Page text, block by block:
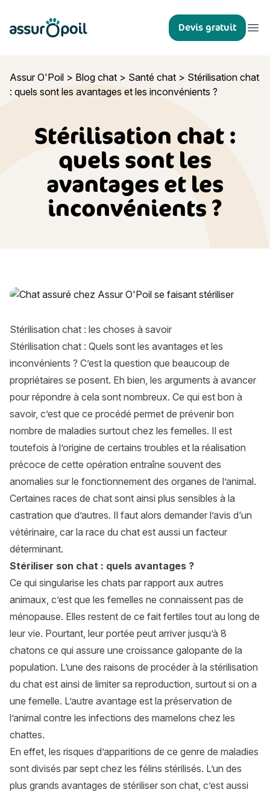
Assur O'Poil Devis gratuit
Assur O'Poil > Blog chat > Santé chat > Stérilisation chat
: quels sont les avantages et les inconvénients ?
Stérilisation chat :
quels sont les
avantages et les
inconvénients ?
Stérilisation chat : quels sont les avantages et les
Stérilisation chat : les choses à savoir
Stérilisation chat : Quels sont les avantages et les
inconvénients ? C’est la question que beaucoup de
propriétaires se posent. Eh bien, les arguments à avancer
pour répondre à cela sont nombreux. Ce qui est bon à
savoir, c’est que ce procédé permet de prévenir bon
nombre de maladies surtout chez les femelles. Il est
toutefois à l’origine de certains troubles et la réalisation
précoce de cette opération entraîne souvent des
anomalies sur le fonctionnement des organes de l’animal.
Certaines races de chat sont ainsi plus sensibles à la
castration que d’autres. Il faut alors demander l’avis d‘un
vétérinaire, car la race du chat est aussi un facteur
déterminant.
Stériliser son chat : quels avantages ?
Ce qui singularise les chats par rapport aux autres
animaux, c’est que les femelles ne connaissent pas de
ménopause. Elles restent de ce fait fertiles tout au long de
leur vie. Pourtant, leur portée peut arriver jusqu’à 8
chatons ce qui assure une croissance galopante de la
population. L’une des raisons de procéder à la stérilisation
du chat est ainsi de limiter sa reproduction, surtout si on a
une femelle. L’autre avantage est la préservation de
l’animal contre les infections des mamelons chez les
chattes.
En effet, les risques d’apparitions de ce genre de maladies
sont divisés par sept chez les félins stérilisés. L’un des
plus grands avantages de stériliser son chat, c’est aussi